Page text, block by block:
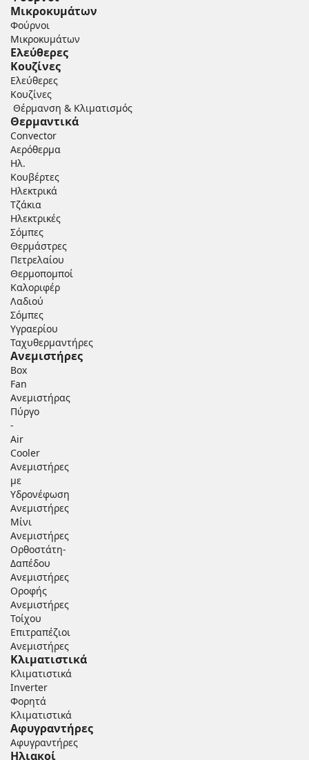
Μικροκυμάτων
Φούρνοι
Μικροκυμάτων
Ελεύθερες
Κουζίνες
Ελεύθερες
Κουζίνες
Θέρμανση & Κλιματισμός
Θερμαντικά
Convector
Αερόθερμα
Ηλ.
Κουβέρτες
Ηλεκτρικά
Τζάκια
Ηλεκτρικές
Σόμπες
Θερμάστρες
Πετρελαίου
Θερμοπομποί
Καλοριφέρ
Λαδιού
Σόμπες
Υγραερίου
Ταχυθερμαντήρες
Ανεμιστήρες
Box
Fan
Ανεμιστήρας
Πύργο
-
Air
Cooler
Ανεμιστήρες
με
Υδρονέφωση
Ανεμιστήρες
Μίνι
Ανεμιστήρες
Ορθοστάτη-
Δαπέδου
Ανεμιστήρες
Οροφής
Ανεμιστήρες
Τοίχου
Επιτραπέζιοι
Ανεμιστήρες
Κλιματιστικά
Κλιματιστικά
Inverter
Φορητά
Κλιματιστικά
Αφυγραντήρες
Αφυγραντήρες
Ηλιακοί